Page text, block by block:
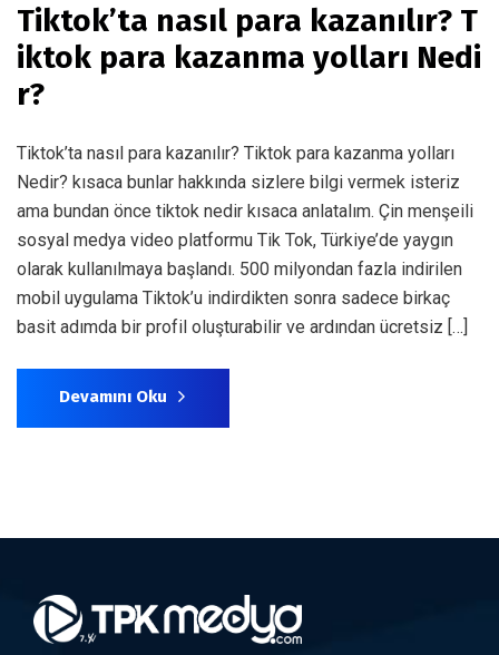
Tiktok’ta nasıl para kazanılır? T
iktok para kazanma yolları Nedi
r?
Tiktok’ta nasıl para kazanılır? Tiktok para kazanma yolları
Nedir? kısaca bunlar hakkında sizlere bilgi vermek isteriz
ama bundan önce tiktok nedir kısaca anlatalım. Çin menşeili
sosyal medya video platformu Tik Tok, Türkiye’de yaygın
olarak kullanılmaya başlandı. 500 milyondan fazla indirilen
mobil uygulama Tiktok’u indirdikten sonra sadece birkaç
basit adımda bir profil oluşturabilir ve ardından ücretsiz […]
Devamını Oku